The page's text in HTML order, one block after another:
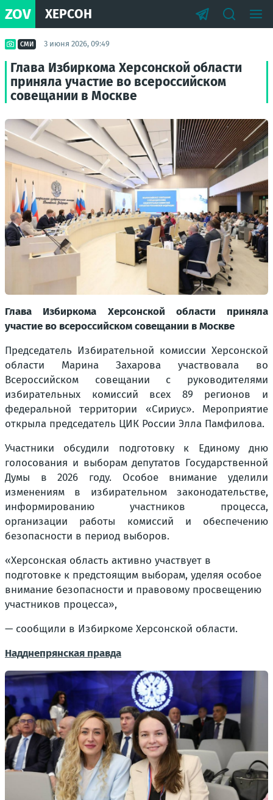
ZOV ХЕРСОН
СМИ 3 июня 2026, 09:49
Глава Избиркома Херсонской области
приняла участие во всероссийском
совещании в Москве
Глава Избиркома Херсонской области приняла
участие во всероссийском совещании в Москве
Председатель Избирательной комиссии Херсонской
области Марина Захарова участвовала во
Всероссийском совещании с руководителями
избирательных комиссий всех 89 регионов и
федеральной территории «Сириус». Мероприятие
открыла председатель ЦИК России Элла Памфилова.
Участники обсудили подготовку к Единому дню
голосования и выборам депутатов Государственной
Думы в 2026 году. Особое внимание уделили
изменениям в избирательном законодательстве,
информированию участников процесса,
организации работы комиссий и обеспечению
безопасности в период выборов.
«Херсонская область активно участвует в
подготовке к предстоящим выборам, уделяя особое
внимание безопасности и правовому просвещению
участников процесса»,
— сообщили в Избиркоме Херсонской области.
Надднепрянская правда